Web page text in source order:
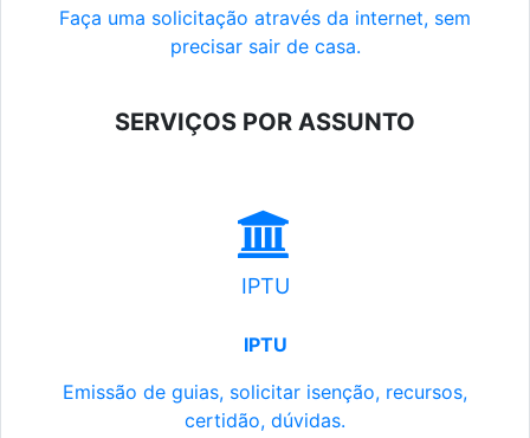
Faça uma solicitação através da internet, sem
precisar sair de casa.
SERVIÇOS POR ASSUNTO
IPTU
IPTU
Emissão de guias, solicitar isenção, recursos,
certidão, dúvidas.